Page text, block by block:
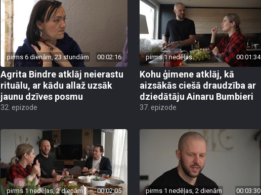
pirms 6 dienām, 23 stundām 00:02:16
Agrita Bindre atklāj neierastu
rituālu, ar kādu allaž uzsāk
jaunu dzīves posmu
32. epizode
pirms 1 nedēļas 00:01:34
Kohu ģimene atklāj, kā
aizsākās ciešā draudzība ar
dziedātāju Ainaru Bumbieri
37. epizode
pirms 1 nedēļas, 2 dienām 00:02:05 pirms 1 nedēļas, 2 dienām 00:03:30